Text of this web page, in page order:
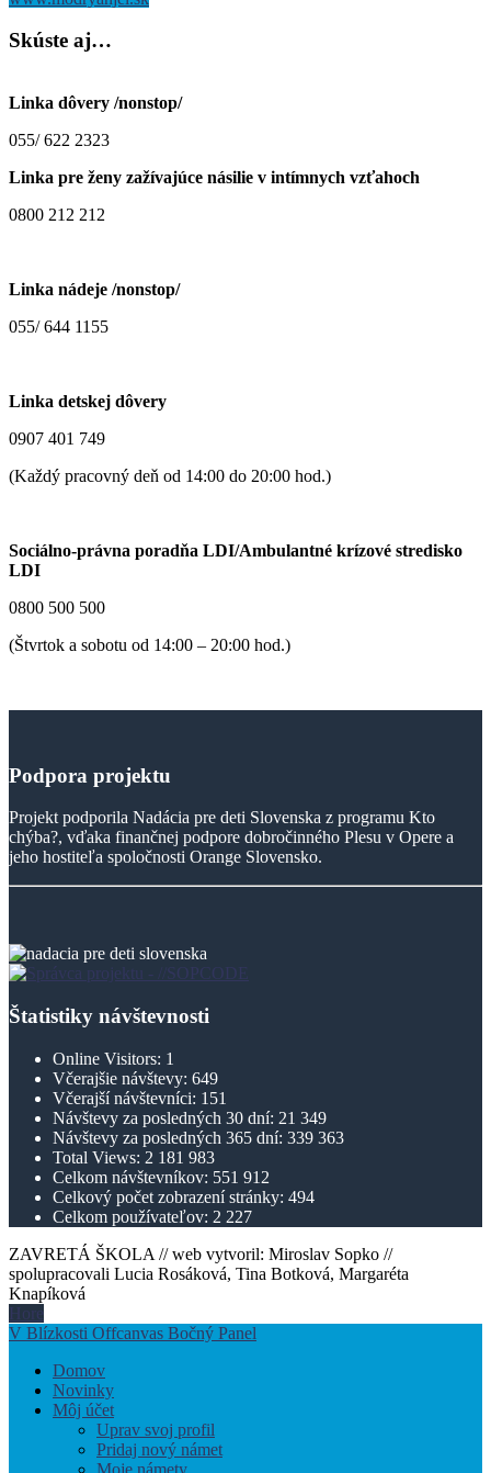
Skúste aj…
Linka dôvery /nonstop/
055/ 622 2323
Linka pre ženy zažívajúce násilie v intímnych vzťahoch
0800 212 212
Linka nádeje /nonstop/
055/ 644 1155
Linka detskej dôvery
0907 401 749
(Každý pracovný deň od 14:00 do 20:00 hod.)
Sociálno-právna poradňa LDI/Ambulantné krízové stredisko
LDI
0800 500 500
(Štvrtok a sobotu od 14:00 – 20:00 hod.)
Podpora projektu
Projekt podporila Nadácia pre deti Slovenska z programu Kto
chýba?, vďaka finančnej podpore dobročinného Plesu v Opere a
jeho hostiteľa spoločnosti Orange Slovensko.
Štatistiky návštevnosti
Online Visitors: 1
Včerajšie návštevy: 649
Včerajší návštevníci: 151
Návštevy za posledných 30 dní: 21 349
Návštevy za posledných 365 dní: 339 363
Total Views: 2 181 983
Celkom návštevníkov: 551 912
Celkový počet zobrazení stránky: 494
Celkom používateľov: 2 227
ZAVRETÁ ŠKOLA // web vytvoril: Miroslav Sopko //
spolupracovali Lucia Rosáková, Tina Botková, Margaréta
Knapíková
Hore
V Blízkosti Offcanvas Bočný Panel
Domov
Novinky
Môj účet
Uprav svoj profil
Pridaj nový námet
Moje námety